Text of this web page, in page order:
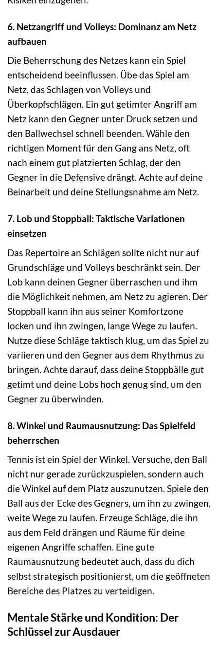
6. Netzangriff und Volleys: Dominanz am Netz
aufbauen
Die Beherrschung des Netzes kann ein Spiel
entscheidend beeinflussen. Übe das Spiel am
Netz, das Schlagen von Volleys und
Überkopfschlägen. Ein gut getimter Angriff am
Netz kann den Gegner unter Druck setzen und
den Ballwechsel schnell beenden. Wähle den
richtigen Moment für den Gang ans Netz, oft
nach einem gut platzierten Schlag, der den
Gegner in die Defensive drängt. Achte auf deine
Beinarbeit und deine Stellungsnahme am Netz.
7. Lob und Stoppball: Taktische Variationen
einsetzen
Das Repertoire an Schlägen sollte nicht nur auf
Grundschläge und Volleys beschränkt sein. Der
Lob kann deinen Gegner überraschen und ihm
die Möglichkeit nehmen, am Netz zu agieren. Der
Stoppball kann ihn aus seiner Komfortzone
locken und ihn zwingen, lange Wege zu laufen.
Nutze diese Schläge taktisch klug, um das Spiel zu
variieren und den Gegner aus dem Rhythmus zu
bringen. Achte darauf, dass deine Stoppbälle gut
getimt und deine Lobs hoch genug sind, um den
Gegner zu überwinden.
8. Winkel und Raumausnutzung: Das Spielfeld
beherrschen
Tennis ist ein Spiel der Winkel. Versuche, den Ball
nicht nur gerade zurückzuspielen, sondern auch
die Winkel auf dem Platz auszunutzen. Spiele den
Ball aus der Ecke des Gegners, um ihn zu zwingen,
weite Wege zu laufen. Erzeuge Schläge, die ihn
aus dem Feld drängen und Räume für deine
eigenen Angriffe schaffen. Eine gute
Raumausnutzung bedeutet auch, dass du dich
selbst strategisch positionierst, um die geöffneten
Bereiche des Platzes zu verteidigen.
Mentale Stärke und Kondition: Der
Schlüssel zur Ausdauer